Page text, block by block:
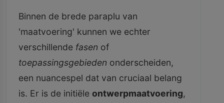
Binnen de brede paraplu van
'maatvoering' kunnen we echter
verschillende fasen of
toepassingsgebieden onderscheiden,
een nuancespel dat van cruciaal belang
is. Er is de initiële ontwerpmaatvoering,